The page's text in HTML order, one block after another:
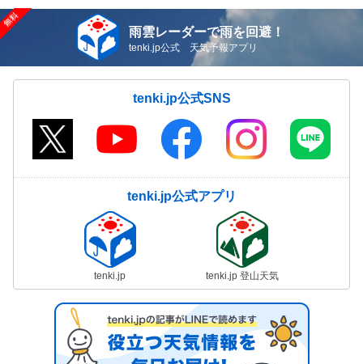
雨雲レーダーで雨を回避！
tenki.jp公式 天気予報アプリ
tenki.jp公式SNS
tenki.jp公式アプリ
tenki.jp tenki.jp 登山天気